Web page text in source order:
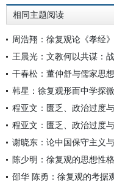
相同主题阅读
周浩翔：徐复观论《孝经
王晨光：文教何以共谋：
干春松：董仲舒与儒家思
韩星：徐复观形而中学探微
程亚文：匮乏、政治过度
程亚文：匮乏、政治过度
谢晓东：论中国保守主义
陈少明：徐复观的思想性
邵华 陈勇：徐复观的考据